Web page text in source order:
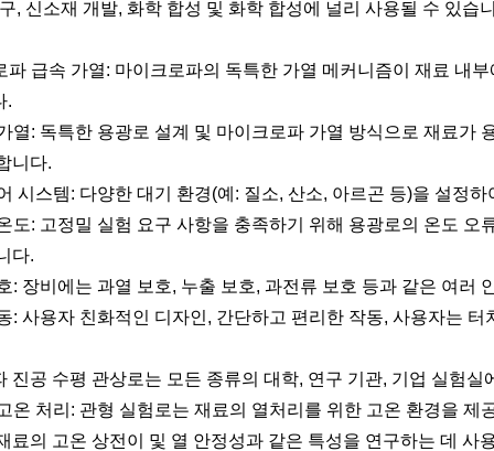
, 신소재 개발, 화학 합성 및 화학 합성에 널리 사용될 수 있습
파 급속 가열: 마이크로파의 독특한 가열 메커니즘이 재료 내
.
열: 독특한 용광로 설계 및 마이크로파 가열 방식으로 재료가
니다.
시스템: 다양한 대기 환경(예: 질소, 산소, 아르곤 등)을 설정
도: 고정밀 실험 요구 사항을 충족하기 위해 용광로의 온도
다.
: 장비에는 과열 보호, 누출 보호, 과전류 보호 등과 같은 여러
: 사용자 친화적인 디자인, 간단하고 편리한 작동, 사용자는
진공 수평 관상로는 모든 종류의 대학, 연구 기관, 기업 실험실
온 처리: 관형 실험로는 재료의 열처리를 위한 고온 환경을
료의 고온 상전이 및 열 안정성과 같은 특성을 연구하는 데 사